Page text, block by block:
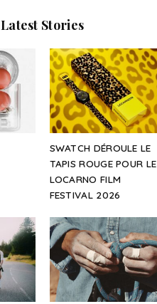
Latest Stories
SWATCH DÉROULE LE
TAPIS ROUGE POUR LE
LOCARNO FILM
FESTIVAL 2026